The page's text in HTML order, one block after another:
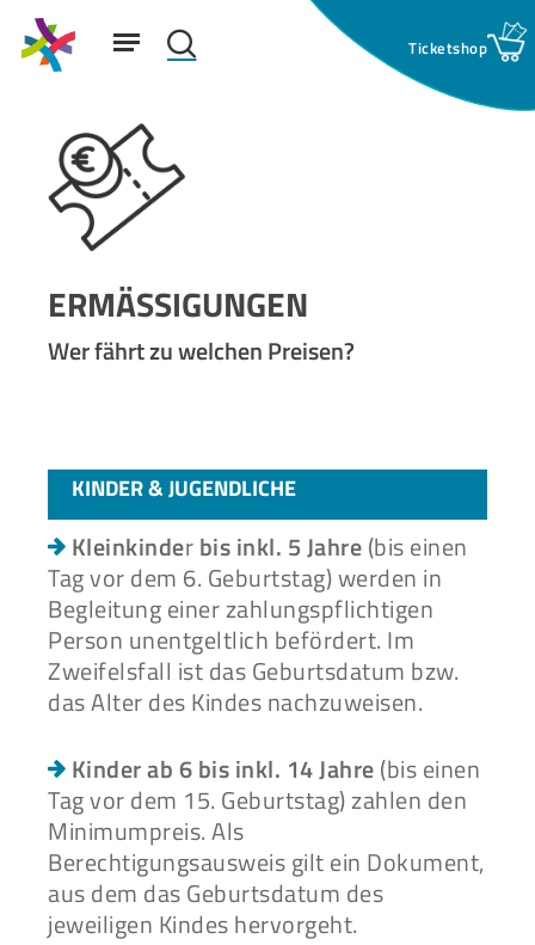
Skip
mainSuchfeld: search
Menu
ERMÄSSIGUNGEN
Wer fährt zu welchen Preisen?
KINDER & JUGENDLICHE
Kleinkinderbis inkl. 5 Jahre(bis einen
Tag vor dem 6. Geburtstag) werden in
Begleitung einer zahlungspflichtigen
Person unentgeltlich befördert. Im
Zweifelsfall ist das Geburtsdatum bzw.
das Alter des Kindes nachzuweisen.
Kinder ab 6 bis inkl. 14 Jahre(bis einen
Tag vor dem 15. Geburtstag) zahlen den
Minimumpreis. Als
Berechtigungsausweis gilt ein Dokument,
aus dem das Geburtsdatum des
jeweiligen Kindes hervorgeht.